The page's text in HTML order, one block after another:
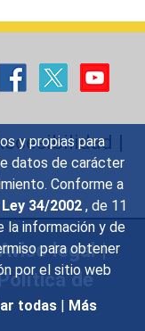
y propias para
datos de carácter
Conforme a
34/2002 , de 11
la información y de
para obtener
por el sitio web
todas | Más
|
legal|
de